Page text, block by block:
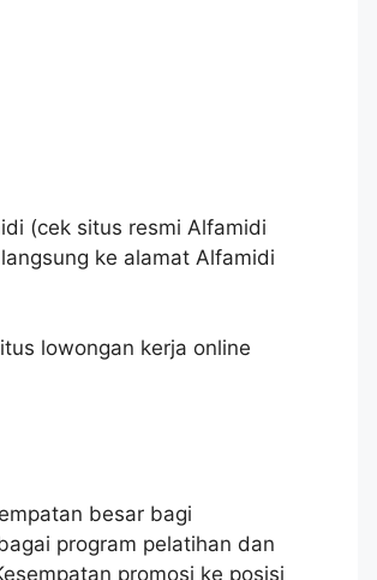
(cek situs resmi Alfamidi
ke alamat Alfamidi
lowongan kerja online
besar bagi
program pelatihan dan
promosi ke posisi